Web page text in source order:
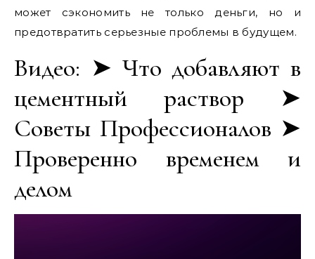
может сэкономить не только деньги, но и
предотвратить серьезные проблемы в будущем.
Видео: ➤ Что добавляют в
цементный раствор ➤
Советы Профессионалов ➤
Проверенно временем и
делом